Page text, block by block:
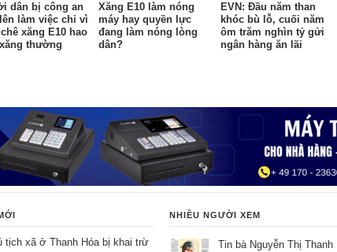
dân bị công an
làm việc chỉ vì
xăng E10 hao
thường
Xăng E10 làm nóng
máy hay quyền lực
đang làm nóng lòng
dân?
EVN: Đầu năm than
khóc bù lỗ, cuối năm
ôm trăm nghìn tỷ gửi
ngân hàng ăn lãi
tịch xã ở Thanh Hóa bị khai trừ
NHIỀU NGƯỜI XEM
Tin bà Nguyễn Thị Thanh